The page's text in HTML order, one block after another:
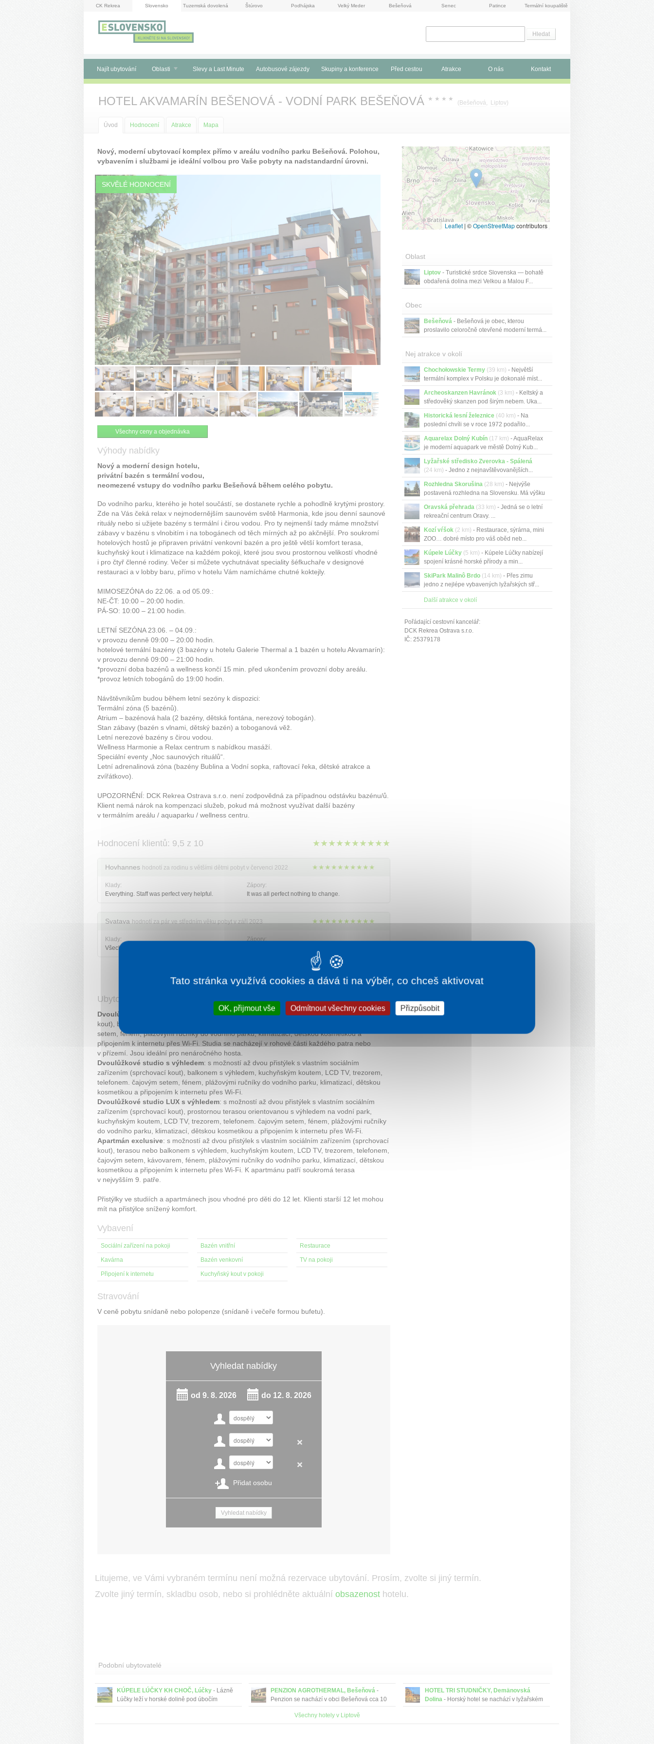
CK Rekrea Slovensko Tuzemská dovolená Štúrovo Podhájska Velký Meder Bešeňová Senec Patince Termální koupaliště
Najít ubytování Oblasti Slevy a Last Minute Autobusové zájezdy Skupiny a konference Před cestou Atrakce O nás Kontakt
HOTEL AKVAMARÍN BEŠENOVÁ - VODNÍ PARK BEŠEŇOVÁ ★ ★ ★ ★
( Bešeňová, Liptov)
Úvod Hodnocení Atrakce Mapa
Nový, moderní ubytovací komplex přímo v areálu vodního parku Bešeňová. Polohou,
vybavením i službami je ideální volbou pro Vaše pobyty na nadstandardní úrovni.
SKVĚLÉ HODNOCENÍ
Všechny ceny a objednávka
Výhody nabídky
Nový a moderní design hotelu,
privátní bazén s termální vodou,
neomezené vstupy do vodního parku Bešeňová během celého pobytu.
Do vodního parku, kterého je hotel součástí, se dostanete rychle a pohodlně krytými prostory.
Zde na Vás čeká relax v nejmodernějším saunovém světě Harmonia, kde jsou denní saunové
rituály nebo si užijete bazény s termální i čirou vodou. Pro ty nejmenší tady máme množství
zábavy v bazénu s vlnobitím i na tobogánech od těch mírných až po akčnější. Pro soukromí
hotelových hostů je připraven privátní venkovní bazén a pro ještě větší komfort terasa,
kuchyňský kout i klimatizace na každém pokoji, které jsou svou prostornou velikostí vhodné
i pro čtyř členné rodiny. Večer si můžete vychutnávat speciality šéfkuchaře v designové
restauraci a v lobby baru, přímo v hotelu Vám namícháme chutné koktejly.
MIMOSEZÓNA do 22.06. a od 05.09.:
NE-ČT: 10:00 – 20:00 hodin.
PÁ-SO: 10:00 – 21:00 hodin.
LETNÍ SEZÓNA 23.06. – 04.09.:
v provozu denně 09:00 – 20:00 hodin.
hotelové termální bazény (3 bazény u hotelu Galerie Thermal a 1 bazén u hotelu Akvamarín):
v provozu denně 09:00 – 21:00 hodin.
*provozní doba bazénů a wellness končí 15 min. před ukončením provozní doby areálu.
*provoz letních tobogánů do 19:00 hodin.
Návštěvníkům budou během letní sezóny k dispozici:
Termální zóna (5 bazénů).
Atrium – bazénová hala (2 bazény, dětská fontána, nerezový tobogán).
Stan zábavy (bazén s vlnami, dětský bazén) a toboganová věž.
Letní nerezové bazény s čirou vodou.
Wellness Harmonie a Relax centrum s nabídkou masáží.
Speciální eventy „Noc saunových rituálů“.
Letní adrenalinová zóna (bazény Bublina a Vodní sopka, raftovací řeka, dětské atrakce a
zvířátkovo).
UPOZORNĚNÍ: DCK Rekrea Ostrava s.r.o. není zodpovědná za případnou odstávku bazénu/ů.
Klient nemá nárok na kompenzaci služeb, pokud má možnost využívat další bazény
v termálním areálu / aquaparku / wellness centru.
Hodnocení klientů: 9,5 z 10 ★★★★★★★★★★
Hovhannes hodnotí za rodinu s většími dětmi pobyt v červenci 2022 ★★★★★★★★★★
Klady:
Everything. Staff was perfect very helpful.
Zápory:
It was all perfect nothing to change.
Svatava hodnotí za pár ve středním věku pobyt v září 2023 ★★★★★★★★★★
Klady:
Všechno
Zápory:
Ubytování
Dvoulůžkové studio
: s možností až dvou přistýlek s vlastním sociálním zařízením (sprchovací
kout), balkonem nebo terasou, kuchyňským koutem, LCD TV, trezorem, telefonem. čajovým
setem, fénem, plážovými ručníky do vodního parku, klimatizací, dětskou kosmetikou a
připojením k internetu přes Wi-Fi. Studia se nacházejí v rohové části každého patra nebo
v přízemí. Jsou ideální pro nenáročného hosta.
Dvoulůžkové studio s výhledem: s možností až dvou přistýlek s vlastním sociálním
zařízením (sprchovací kout), balkonem s výhledem, kuchyňským koutem, LCD TV, trezorem,
telefonem. čajovým setem, fénem, plážovými ručníky do vodního parku, klimatizací, dětskou
kosmetikou a připojením k internetu přes Wi-Fi.
Dvoulůžkové studio LUX s výhledem: s možností až dvou přistýlek s vlastním sociálním
zařízením (sprchovací kout), prostornou terasou orientovanou s výhledem na vodní park,
kuchyňským koutem, LCD TV, trezorem, telefonem. čajovým setem, fénem, plážovými ručníky
do vodního parku, klimatizací, dětskou kosmetikou a připojením k internetu přes Wi-Fi.
Apartmán exclusive: s možností až dvou přistýlek s vlastním sociálním zařízením (sprchovací
kout), terasou nebo balkonem s výhledem, kuchyňským koutem, LCD TV, trezorem, telefonem,
čajovým setem, kávovarem, fénem, plážovými ručníky do vodního parku, klimatizací, dětskou
kosmetikou a připojením k internetu přes Wi-Fi. K apartmánu patří soukromá terasa
v nejvyšším 9. patře.
Přistýlky ve studiích a apartmánech jsou vhodné pro děti do 12 let. Klienti starší 12 let mohou
mít na přistýlce snížený komfort.
Vybavení
Sociální zařízení na pokoji Bazén vnitřní Restaurace
Kavárna Bazén venkovní TV na pokoji
Připojení k internetu Kuchyňský kout v pokoji
Stravování
V ceně pobytu snídaně nebo polopenze (snídaně i večeře formou bufetu).
Vyhledat nabídky
od 9. 8. 2026 do 12. 8. 2026
Přidat osobu
Leaflet | ©OpenStreetMapcontributors
Oblast
Liptov - Turistické srdce Slovenska — bohatě
obdařená dolina mezi Velkou a Malou F...
Obec
Bešeňová - Bešeňová je obec, kterou
proslavilo celoročně otevřené moderní termá...
Nej atrakce v okolí
Chochołowskie Termy (39 km) - Největší
termální komplex v Polsku je dokonalé míst...
Archeoskanzen Havránok (3 km) - Keltský a
středověký skanzen pod širým nebem. Uka...
Historická lesní železnice (40 km) - Na
poslední chvíli se v roce 1972 podařilo...
Aquarelax Dolný Kubín (17 km) - AquaRelax
je moderní aquapark ve městě Dolný Kub...
Lyžařské středisko Zverovka - Spálená
(24 km) - Jedno z nejnavštěvovanějších...
Rozhledna Skorušina (28 km) - Nejvýše
postavená rozhledna na Slovensku. Má výšku
...
Oravská přehrada (33 km) - Jedná se o letní
rekreační centrum Oravy. ...
Kozí vŕšok (2 km) - Restaurace, sýrárna, mini
ZOO… dobré místo pro váš oběd neb...
Kúpele Lúčky (5 km) - Kúpele Lúčky nabízejí
spojení krásné horské přírody a min...
SkiPark Malinô Brdo (14 km) - Přes zimu
jedno z nejlépe vybavených lyžařských stř...
Další atrakce v okolí
Pořádající cestovní kancelář:
DCK Rekrea Ostrava s.r.o.
IČ: 25379178
Litujeme, ve Vámi vybraném termínu není možná rezervace ubytování. Prosím, zvolte si jiný termín.
Zvolte jiný termín, skladbu osob, nebo si prohlédněte aktuální obsazenost hotelu.
Podobní ubytovatelé
KÚPELE LÚČKY KH CHOČ, Lúčky - Lázně
Lúčky leží v horské dolině pod úbočím
Choče, na rozhraní Oravy a Liptova.
PENZION AGROTHERMAL, Bešeňová -
Penzion se nachází v obci Bešeňová cca 10
minut chůze od areálu termálního koupaliště.
HOTEL TRI STUDNIČKY, Demänovská
Dolina - Horský hotel se nachází v lyžařském
a turistickém centru Zahrádky v Demänovské
plápolajícího o...
Všechny hotely v Liptově
Tato stránka využívá cookies a dává ti na výběr, co chceš aktivovat
OK, přijmout vše Odmítnout všechny cookies Přizpůsobit